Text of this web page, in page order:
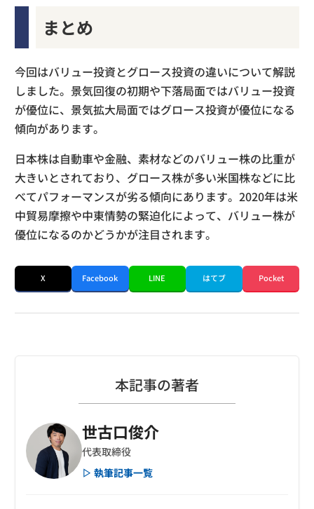
まとめ
今回はバリュー投資とグロース投資の違いについて解説
しました。景気回復の初期や下落局面ではバリュー投資
が優位に、景気拡大局面ではグロース投資が優位になる
傾向があります。
日本株は自動車や金融、素材などのバリュー株の比重が
大きいとされており、グロース株が多い米国株などに比
べてパフォーマンスが劣る傾向にあります。2020年は米
中貿易摩擦や中東情勢の緊迫化によって、バリュー株が
優位になるのかどうかが注目されます。
X Facebook LINE はてブ Pocket
本記事の著者
世古口俊介
代表取締役
▷ 執筆記事一覧